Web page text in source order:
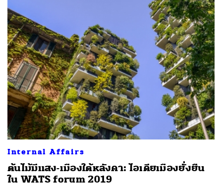
Internal Affairs
ต้นไม้มีแสง-เมืองใต้หลังคา: ไอเดียเมืองยั่งยืน
ใน WATS forum 2019